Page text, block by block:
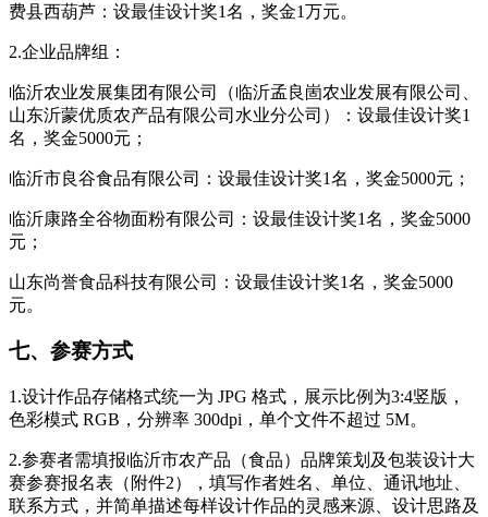
费县西葫芦：设最佳设计奖1名，奖金1万元。
2.企业品牌组：
临沂农业发展集团有限公司（临沂孟良崮农业发展有限公司、
山东沂蒙优质农产品有限公司水业分公司）：设最佳设计奖1
名，奖金5000元；
临沂市良谷食品有限公司：设最佳设计奖1名，奖金5000元；
临沂康路全谷物面粉有限公司：设最佳设计奖1名，奖金5000
元；
山东尚誉食品科技有限公司：设最佳设计奖1名，奖金5000
元。
七、参赛方式
1.设计作品存储格式统一为 JPG 格式，展示比例为3:4竖版，
色彩模式 RGB，分辨率 300dpi，单个文件不超过 5M。
2.参赛者需填报临沂市农产品（食品）品牌策划及包装设计大
赛参赛报名表（附件2），填写作者姓名、单位、通讯地址、
联系方式，并简单描述每样设计作品的灵感来源、设计思路及